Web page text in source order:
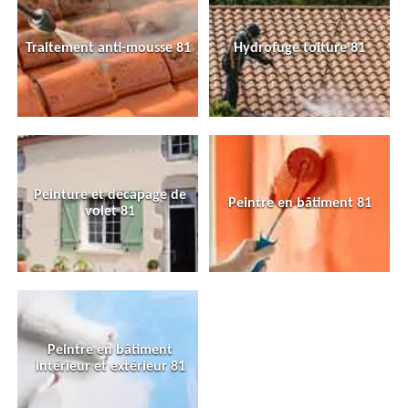
Traitement anti-mousse 81 Hydrofuge toiture 81
Peinture et décapage de
volet 81
Peintre en bâtiment 81
Peintre en bâtiment
intérieur et extérieur 81